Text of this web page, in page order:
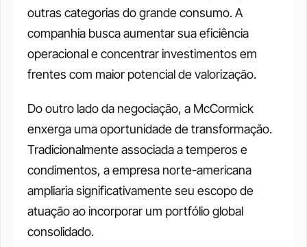
outras categorias do grande consumo. A
companhia busca aumentar sua eficiência
operacional e concentrar investimentos em
frentes com maior potencial de valorização.
Do outro lado da negociação, a McCormick
enxerga uma oportunidade de transformação.
Tradicionalmente associada a temperos e
condimentos, a empresa norte-americana
ampliaria significativamente seu escopo de
atuação ao incorporar um portfólio global
consolidado.